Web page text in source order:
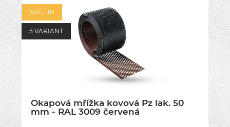
NÁŠ TIP
5 VARIANT
Okapová mřížka kovová Pz lak. 50
mm - RAL 3009 červená